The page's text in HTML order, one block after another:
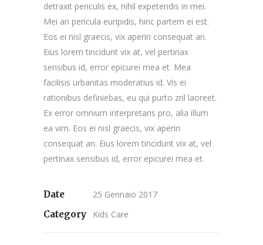
detraxit periculis ex, nihil expetendis in mei.
Mei an pericula euripidis, hinc partem ei est.
Eos ei nisl graecis, vix aperiri consequat an.
Eius lorem tincidunt vix at, vel pertinax
sensibus id, error epicurei mea et. Mea
facilisis urbanitas moderatius id. Vis ei
rationibus definiebas, eu qui purto zril laoreet.
Ex error omnium interpretaris pro, alia illum
ea vim. Eos ei nisl graecis, vix aperiri
consequat an. Eius lorem tincidunt vix at, vel
pertinax sensibus id, error epicurei mea et.
Date
25 Gennaio 2017
Category
Kids Care